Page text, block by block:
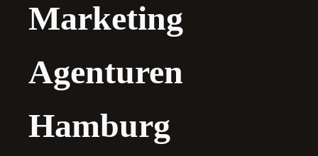
Marketing
Agenturen
Hamburg